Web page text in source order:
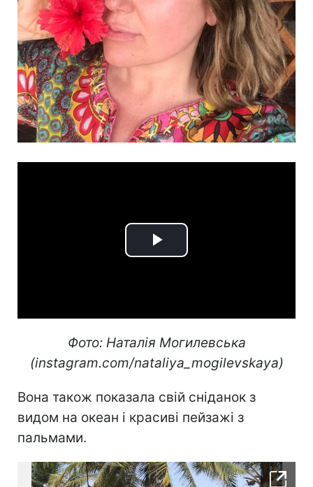
Play
Фото: Наталія Могилевська
(instagram.com/nataliya_mogilevskaya)
Вона також показала свій сніданок з
видом на океан і красиві пейзажі з
пальмами.